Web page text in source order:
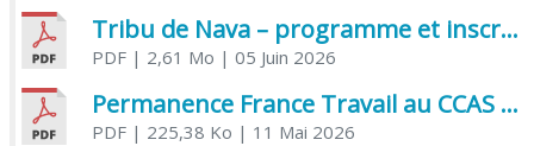
Tribu de Nava – programme et inscriptions été 2026
PDF| 2,61 Mo | 05 Juin 2026
Permanence France Travail au CCAS de Saujon Juin 2026
PDF| 225,38 Ko | 11 Mai 2026